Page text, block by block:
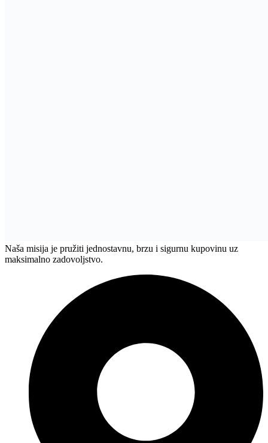
Naša misija je pružiti jednostavnu, brzu i sigurnu kupovinu uz
maksimalno zadovoljstvo.